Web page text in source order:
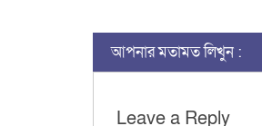
আপনার মতামত লিখুন :
Leave a Reply